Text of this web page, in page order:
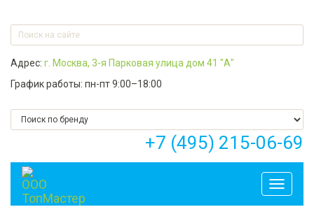
Адрес: г. Москва, 3-я Парковая улица дом 41 "А"
График работы: пн-пт 9:00–18:00
+7 (495) 215-06-69
Toggle